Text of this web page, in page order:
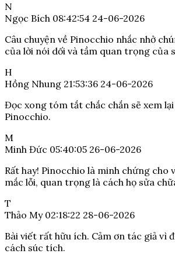
N
Ngọc Bích 08:42:54 24-06-2026
Câu chuyện về Pinocchio nhắc nhở
của lời nói dối và tầm quan trọng của
H
Hồng Nhung 21:53:36 24-06-2026
Đọc xong tóm tắt chắc chắn sẽ xem
Pinocchio.
M
Minh Đức 05:40:05 26-06-2026
Rất hay! Pinocchio là minh chứng cho
mắc lỗi, quan trọng là cách họ sửa
T
Thảo My 02:18:22 28-06-2026
Bài viết rất hữu ích. Cảm ơn tác giả vì
cách súc tích.